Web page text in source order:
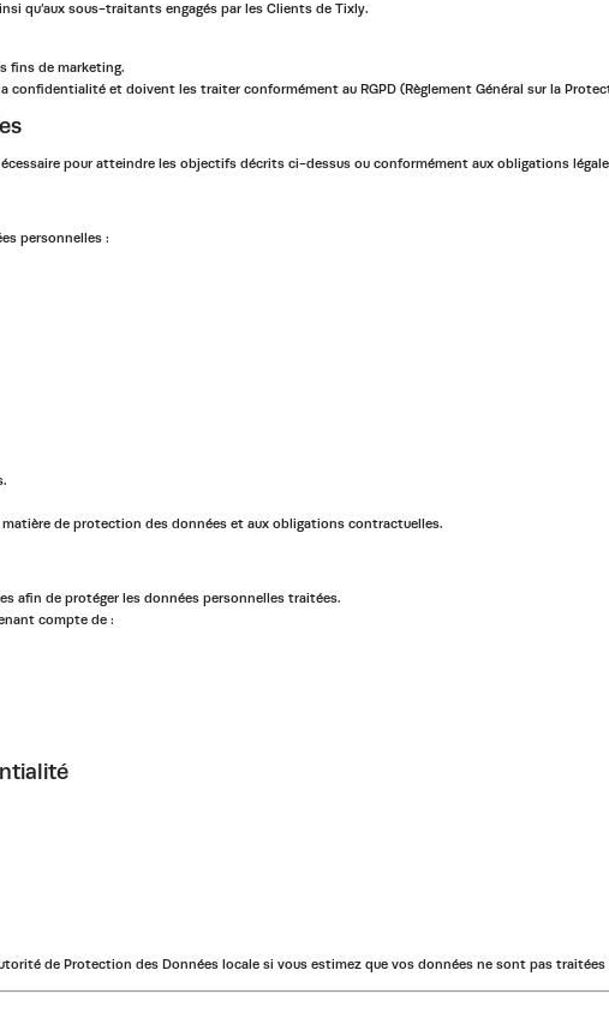
qu’aux sous-traitants engagés par les Clients de Tixly.
fins de marketing.
confidentialité et doivent les traiter conformément au RGPD (Règlement Général sur la
pour atteindre les objectifs décrits ci-dessus ou conformément aux obligations
personnelles :
de protection des données et aux obligations contractuelles.
afin de protéger les données personnelles traitées.
compte de :
de Protection des Données locale si vous estimez que vos données ne sont pas